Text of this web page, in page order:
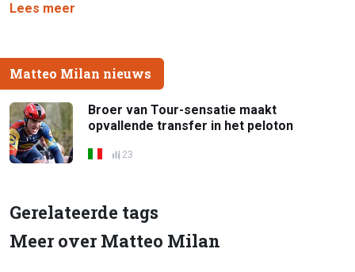
Lees meer
Matteo Milan nieuws
Broer van Tour-sensatie maakt
opvallende transfer in het peloton
23
Gerelateerde tags
Meer over Matteo Milan